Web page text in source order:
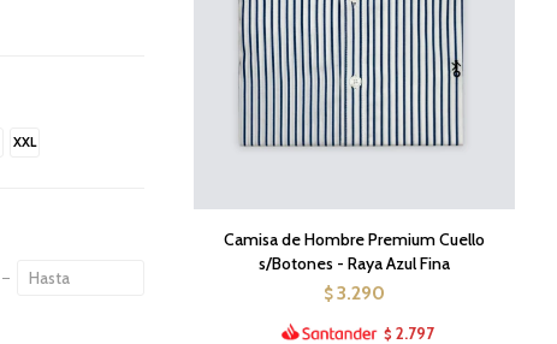
Camisa de Hombre Premium Cuello
s/Botones - Raya Azul Fina
$ 3.290
$ 2.797
XXL